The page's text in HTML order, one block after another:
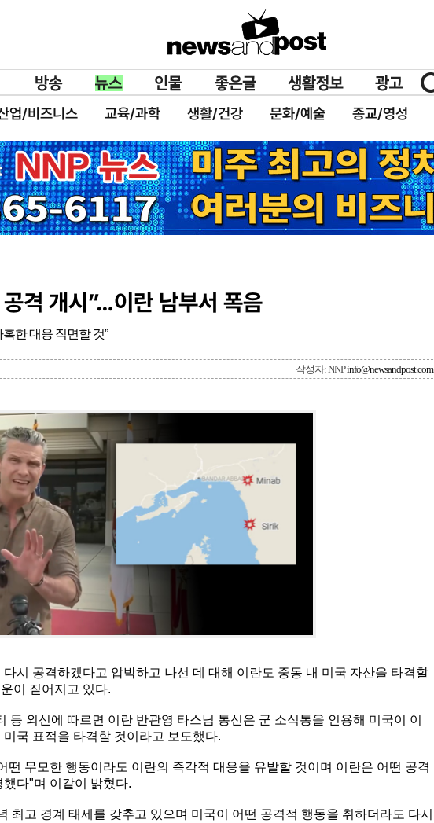
업/비즈니스 교육/과학 생활/건강 문화/예술 종교/영성
격 개시”…이란 남부서 폭음
한 대응 직면할 것”
작성자: NNPinfo@newsandpost.com
시 공격하겠다고 압박하고 나선 데 대해 이란도 중동 내 미국 자산을 타격할
이 짙어지고 있다.
등 외신에 따르면 이란 반관영 타스님 통신은 군 소식통을 인용해 미국이 이
국 표적을 타격할 것이라고 보도했다.
떤 무모한 행동이라도 이란의 즉각적 대응을 유발할 것이며 이란은 어떤 공격
다"며 이같이 밝혔다.
최고 경계 태세를 갖추고 있으며 미국이 어떤 공격적 행동을 취하더라도 다시